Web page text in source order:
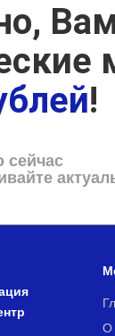
!
сейчас
О